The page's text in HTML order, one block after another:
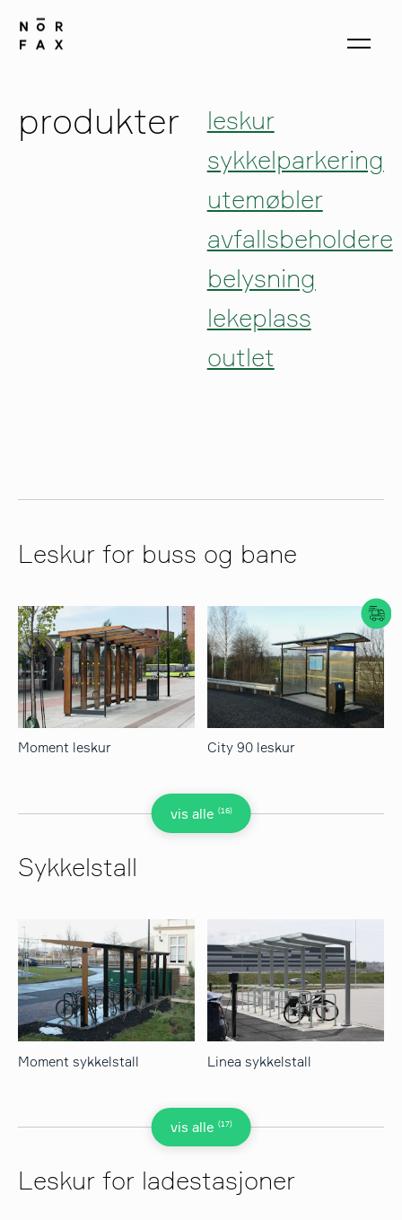
produkter
om oss
kontakt
produkter
leskur
sykkelparkering
utemøbler
avfallsbeholdere
belysning
lekeplass
outlet
Leskur for buss og bane
vis alle (16)
Moment leskur City 90 leskur
Sykkelstall
vis alle (17)
Moment sykkelstall Linea sykkelstall
Leskur for ladestasjoner